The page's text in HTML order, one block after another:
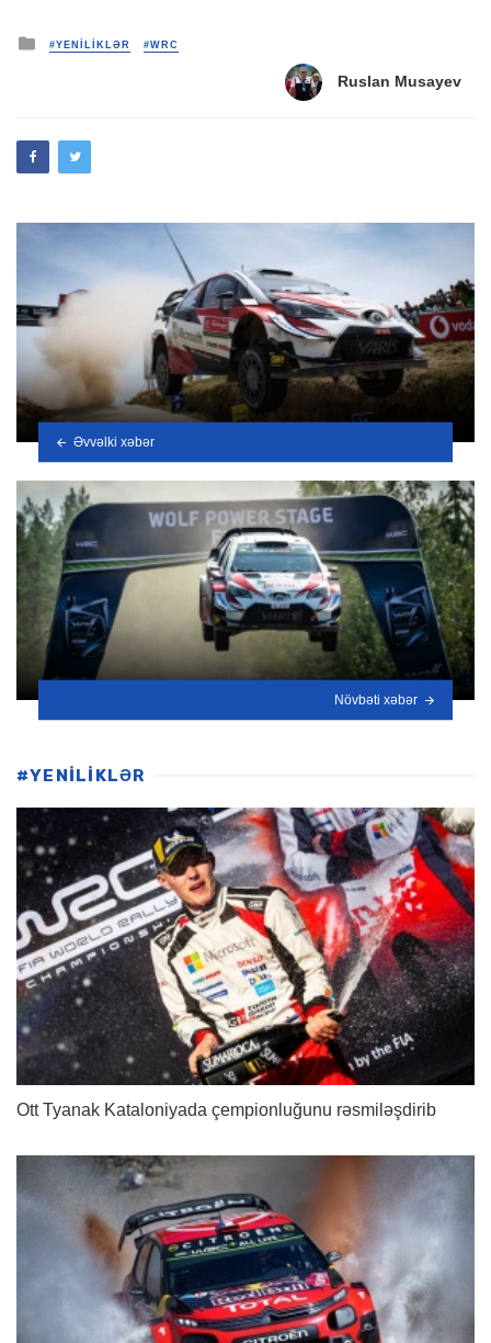
Posted
in
#YENİLİKLƏR #WRC
Ruslan Musayev
Əvvəlki xəbər
Növbəti xəbər
#YENİLİKLƏR
Ott Tyanak Kataloniyada çempionluğunu rəsmiləşdirib